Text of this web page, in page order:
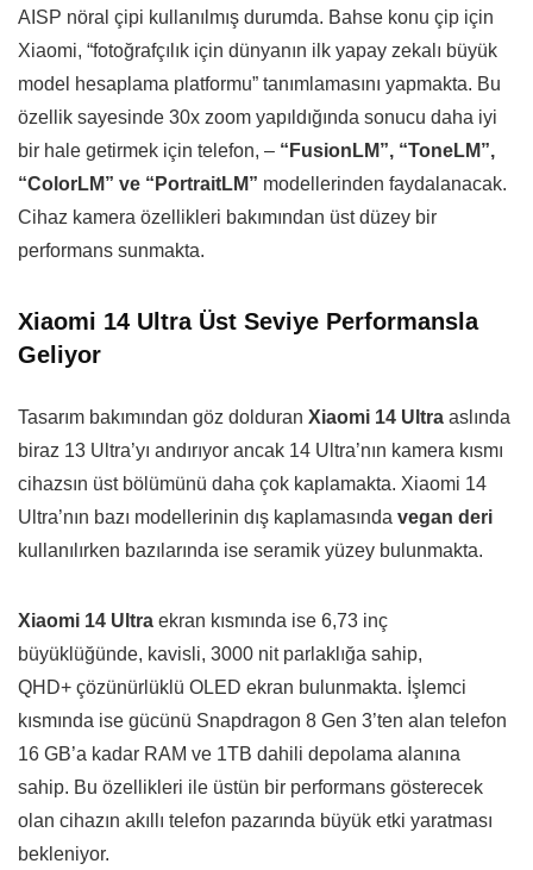
AISP nöral çipi kullanılmış durumda. Bahse konu çip için
Xiaomi, “fotoğrafçılık için dünyanın ilk yapay zekalı büyük
model hesaplama platformu” tanımlamasını yapmakta. Bu
özellik sayesinde 30x zoom yapıldığında sonucu daha iyi
bir hale getirmek için telefon, – “FusionLM”, “ToneLM”,
“ColorLM” ve “PortraitLM” modellerinden faydalanacak.
Cihaz kamera özellikleri bakımından üst düzey bir
performans sunmakta.
Xiaomi 14 Ultra Üst Seviye Performansla
Geliyor
Tasarım bakımından göz dolduran Xiaomi 14 Ultra aslında
biraz 13 Ultra’yı andırıyor ancak 14 Ultra’nın kamera kısmı
cihazsın üst bölümünü daha çok kaplamakta. Xiaomi 14
Ultra’nın bazı modellerinin dış kaplamasında vegan deri
kullanılırken bazılarında ise seramik yüzey bulunmakta.
Xiaomi 14 Ultra ekran kısmında ise 6,73 inç
büyüklüğünde, kavisli, 3000 nit parlaklığa sahip,
QHD+ çözünürlüklü OLED ekran bulunmakta. İşlemci
kısmında ise gücünü Snapdragon 8 Gen 3’ten alan telefon
16 GB’a kadar RAM ve 1TB dahili depolama alanına
sahip. Bu özellikleri ile üstün bir performans gösterecek
olan cihazın akıllı telefon pazarında büyük etki yaratması
bekleniyor.